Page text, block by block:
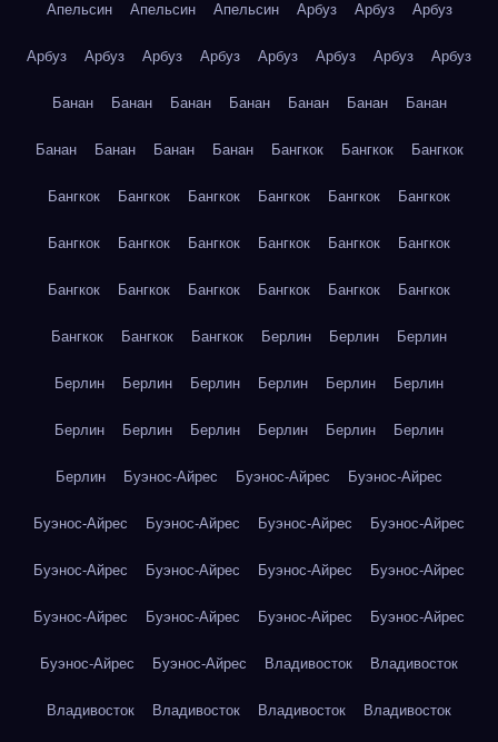
Апельсин Апельсин Апельсин Арбуз Арбуз Арбуз
Арбуз Арбуз Арбуз Арбуз Арбуз Арбуз Арбуз Арбуз
Банан Банан Банан Банан Банан Банан Банан
Банан Банан Банан Банан Бангкок Бангкок Бангкок
Бангкок Бангкок Бангкок Бангкок Бангкок Бангкок
Бангкок Бангкок Бангкок Бангкок Бангкок Бангкок
Бангкок Бангкок Бангкок Бангкок Бангкок Бангкок
Бангкок Бангкок Бангкок Берлин Берлин Берлин
Берлин Берлин Берлин Берлин Берлин Берлин
Берлин Берлин Берлин Берлин Берлин Берлин
Берлин Буэнос-Айрес Буэнос-Айрес Буэнос-Айрес
Буэнос-Айрес Буэнос-Айрес Буэнос-Айрес Буэнос-Айрес
Буэнос-Айрес Буэнос-Айрес Буэнос-Айрес Буэнос-Айрес
Буэнос-Айрес Буэнос-Айрес Буэнос-Айрес Буэнос-Айрес
Буэнос-Айрес Буэнос-Айрес Владивосток Владивосток
Владивосток Владивосток Владивосток Владивосток